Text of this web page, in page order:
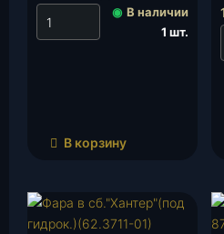
◉ В наличии
1 шт.
В корзину